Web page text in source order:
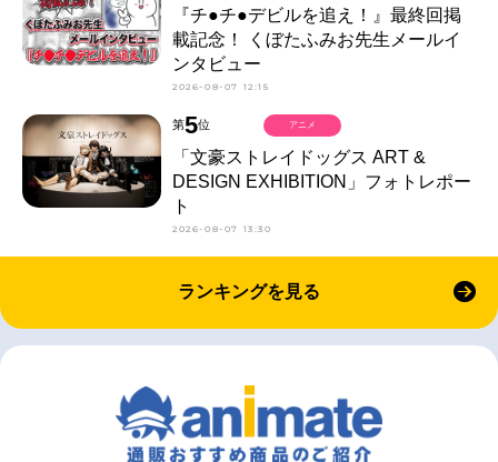
『チ●チ●デビルを追え！』最終回掲
載記念！ くぼたふみお先生メールイ
ンタビュー
2026-08-07 12:15
第5位
「文豪ストレイドッグス ART &
DESIGN EXHIBITION」フォトレポー
ト
2026-08-07 13:30
アニメ
ランキングを見る